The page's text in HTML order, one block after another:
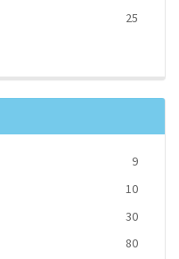
25
9
10
30
80